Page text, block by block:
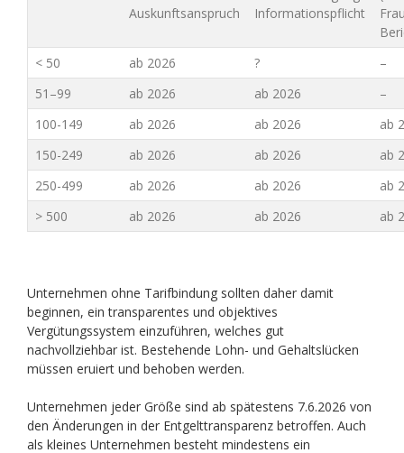
Auskunftsanspruch
Informationspflicht
< 50
ab 2026 ?
–
51–99
ab 2026 ab 2026
–
100-149
ab 2026 ab 2026
ab
150-249
ab 2026 ab 2026
ab
250-499
ab 2026 ab 2026
ab
> 500
ab 2026 ab 2026 ab
Unternehmen ohne Tarifbindung sollten daher damit
beginnen, ein transparentes und objektives
Vergütungssystem einzuführen, welches gut
nachvollziehbar ist. Bestehende Lohn- und Gehaltslücken
müssen eruiert und behoben werden.
Unternehmen jeder Größe sind ab spätestens 7.6.2026 von
den Änderungen in der Entgelttransparenz betroffen. Auch
als kleines Unternehmen besteht mindestens ein